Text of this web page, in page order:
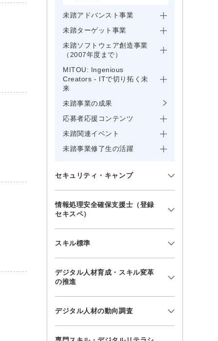
未踏アドバンスト事業
未踏ターゲット事業
未踏ソフトウェア創造事業
（2007年度まで）
MITOU: Ingenious
Creators - ITで切り拓く未
来
未踏事業の成果
応募者応援コンテンツ
未踏関連イベント
未踏事業修了生の活躍
セキュリティ・キャンプ
情報処理安全確保支援士（登録
セキスペ）
スキル標準
デジタル人材育成・スキル変革
の推進
デジタル人材の動向調査